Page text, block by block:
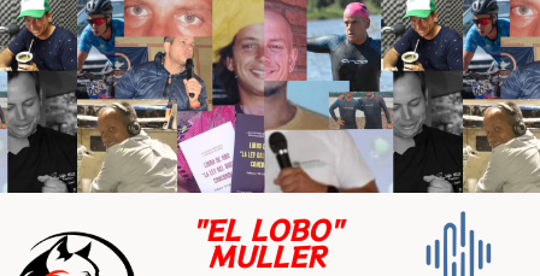
"EL LOBO"
MULLER